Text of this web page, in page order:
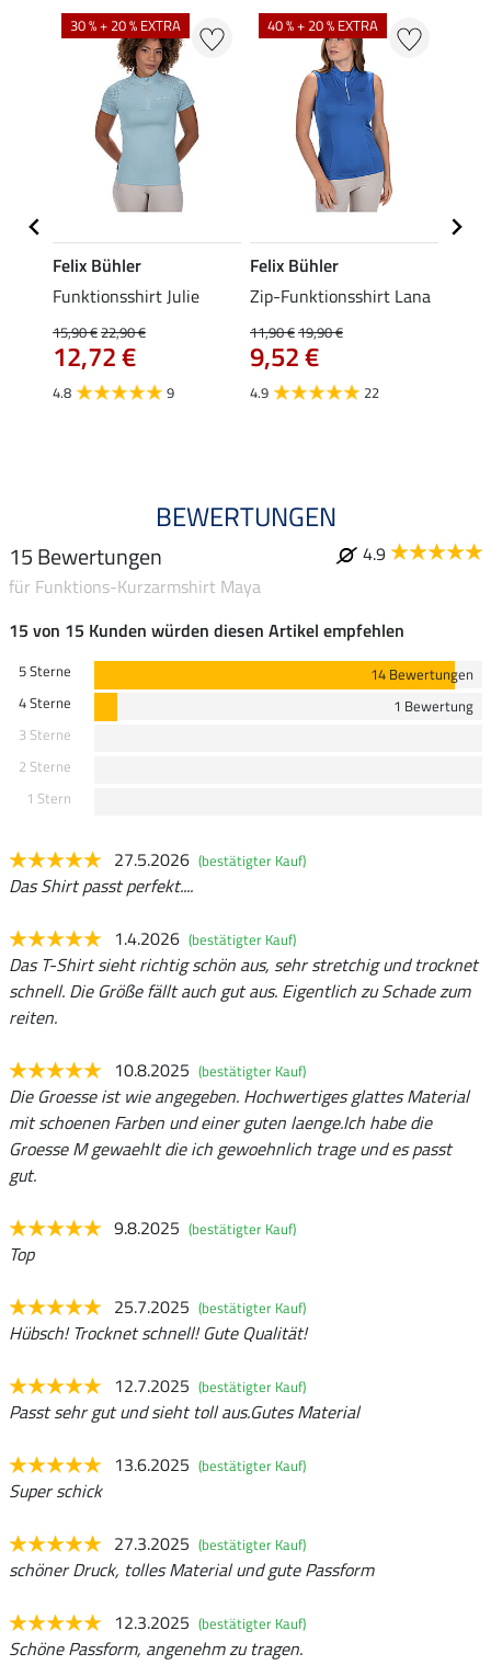
30 % + 20 % EXTRA
Felix Bühler
Funktionsshirt Julie
15,90 €22,90 €
12,72 €
4.8 9
40 % + 20 % EXTRA
Felix Bühler
Zip-Funktionsshirt Lana
11,90 €19,90 €
9,52 €
4.9 22
BEWERTUNGEN
15 Bewertungen
4.9
für Funktions-Kurzarmshirt Maya
15 von 15 Kunden würden diesen Artikel empfehlen
5 Sterne
14 Bewertungen
4 Sterne
1 Bewertung
3 Sterne
2 Sterne
1 Stern
27.5.2026 (bestätigter Kauf)
Das Shirt passt perfekt....
1.4.2026 (bestätigter Kauf)
Das T-Shirt sieht richtig schön aus, sehr stretchig und trocknet
schnell. Die Größe fällt auch gut aus. Eigentlich zu Schade zum
reiten.
10.8.2025 (bestätigter Kauf)
Die Groesse ist wie angegeben. Hochwertiges glattes Material
mit schoenen Farben und einer guten laenge.Ich habe die
Groesse M gewaehlt die ich gewoehnlich trage und es passt
gut.
9.8.2025 (bestätigter Kauf)
Top
25.7.2025 (bestätigter Kauf)
Hübsch! Trocknet schnell! Gute Qualität!
12.7.2025 (bestätigter Kauf)
Passt sehr gut und sieht toll aus.Gutes Material
13.6.2025 (bestätigter Kauf)
Super schick
27.3.2025 (bestätigter Kauf)
schöner Druck, tolles Material und gute Passform
12.3.2025 (bestätigter Kauf)
Schöne Passform, angenehm zu tragen.